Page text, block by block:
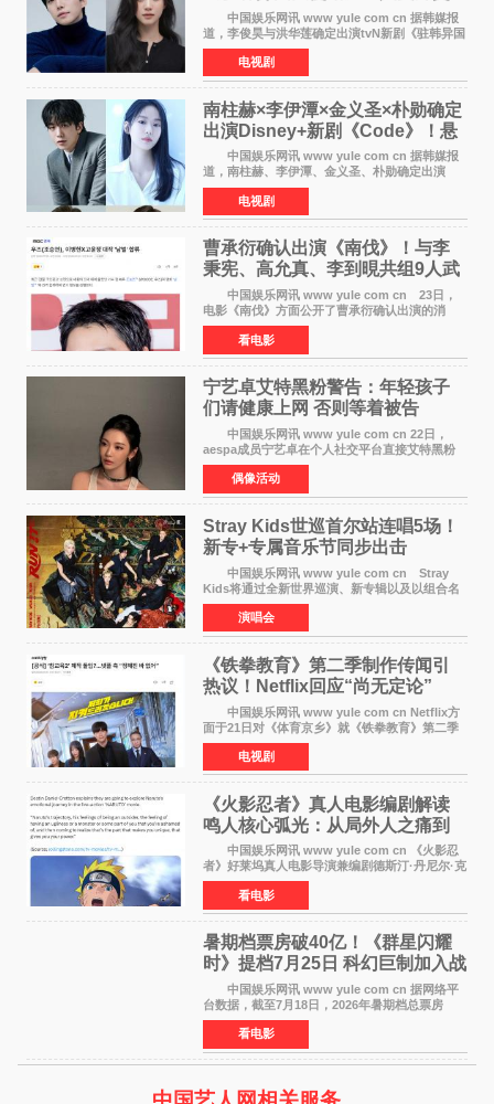
官与“龙”大使的奇幻
中国娱乐网讯 www yule com cn 据韩媒报
道，李俊昊与洪华莲确定出演tvN新剧《驻韩异国
大使馆》，分别担任男女主角，引发期待。
该剧讲述了一位因管理驻韩异国大使馆（负责管
理居住在大韩
电视剧
南柱赫×李伊潭×金义圣×朴勋确定
出演Disney+新剧《Code》！悬
疑犯罪惊悚明年上线
中国娱乐网讯 www yule com cn 据韩媒报
道，南柱赫、李伊潭、金义圣、朴勋确定出演
Disney+新剧《Code》，该剧预计将于明年播
出，引发高度关注。 本剧改编自同名人气台
剧，讲述了一位往来
电视剧
曹承衍确认出演《南伐》！与李
秉宪、高允真、李到晛共组9人武
士团
中国娱乐网讯 www yule com cn 23日，
电影《南伐》方面公开了曹承衍确认出演的消
息。通过歌手活动展现出独特色彩的曹承衍将在
片中饰演拥有出色弓箭技术的弓箭手，他将在这
一历史动作大片中展
看电影
宁艺卓艾特黑粉警告：年轻孩子
们​请健康上网 否则等着被告
中国娱乐网讯 www yule com cn 22日，
aespa成员宁艺卓在个人社交平台直接艾特黑粉
账号，正面喊话回应长期以来的恶意攻击，引发
广泛关注。 宁艺卓在文中表示，自己早已注
意到部分网友持续
偶像活动
Stray Kids世巡首尔站连唱5场！
新专+专属音乐节同步出击
中国娱乐网讯 www yule com cn Stray
Kids将通过全新世界巡演、新专辑以及以组合名
义打造的专属音乐节等一系列全球活动，开启事
业发展的全新篇章。 Stray Kids将于7月25日
至26日、29日
演唱会
《铁拳教育》第二季制作传闻引
热议！Netflix回应“尚无定论”
中国娱乐网讯 www yule com cn Netflix方
面于21日对《体育京乡》就《铁拳教育》第二季
制作传闻划清界限，表示尚无定论。然而，业界
却有传闻称已就《铁拳教育》第二季的制作展开
了讨论——《
电视剧
《火影忍者》真人电影编剧解读
鸣人核心弧光：从局外人之痛到
自我觉醒
中国娱乐网讯 www yule com cn 《火影忍
者》好莱坞真人电影导演兼编剧德斯汀·丹尼尔·克
雷顿近日在采访中分享了对主角鸣人成长弧光的
理解，透露电影将深入探索鸣人作为局外人的情
感历程。
看电影
暑期档票房破40亿！《群星闪耀
时》提档7月25日 科幻巨制加入战
中国娱乐网讯 www yule com cn 据网络平
台数据，截至7月18日，2026年暑期档总票房
（含预售）已正式突破40亿元大关，年度总票房
也随之逼近197亿元。超百部中外佳片同台竞技，
点燃了盛夏的电
看电影